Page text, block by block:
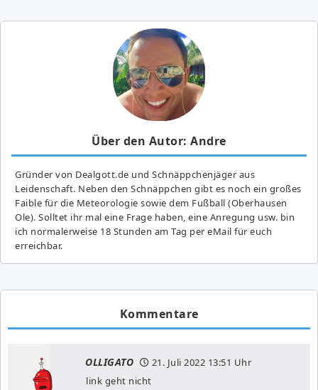
Über den Autor: Andre
Gründer von Dealgott.de und Schnäppchenjäger aus
Leidenschaft. Neben den Schnäppchen gibt es noch ein großes
Fai­ble für die Meteorologie sowie dem Fußball (Oberhausen
Ole). Solltet ihr mal eine Frage haben, eine Anregung usw. bin
ich normalerweise 18 Stunden am Tag per eMail für euch
erreichbar.
Kommentare
OLLIGATO 21. Juli 2022 13:51 Uhr
link geht nicht